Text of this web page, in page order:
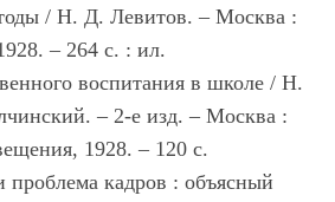
/ Н. Д. Левитов. – Москва :
– 264 с. : ил.
воспитания в школе / Н.
– 2-е изд. – Москва :
1928. – 120 с.
проблема кадров : объясный